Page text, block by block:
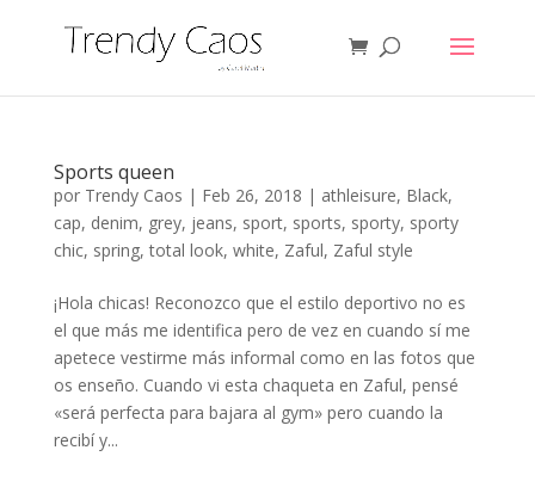
Sports queen
por Trendy Caos | Feb 26, 2018 | athleisure, Black,
cap, denim, grey, jeans, sport, sports, sporty, sporty
chic, spring,total look, white, Zaful, Zaful style
¡Hola chicas! Reconozco que el estilo deportivo no es
el que más me identifica pero de vez en cuando sí me
apetece vestirme más informal como en las fotos que
os enseño. Cuando vi esta chaqueta en Zaful, pensé
«será perfecta para bajara al gym» pero cuando la
recibí y...